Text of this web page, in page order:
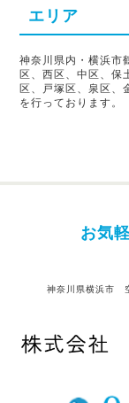
エリア
神奈川県内・横浜市
区、西区、中区、保
区、戸塚区、泉区、
を行っております。
お気
神奈川県横浜市